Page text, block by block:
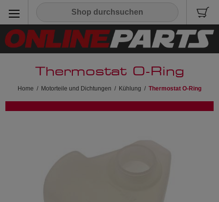
Thermostat O-Ring
Home / Motorteile und Dichtungen / Kühlung / Thermostat O-Ring